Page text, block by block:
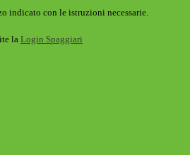
indicato con le istruzioni necessarie.
la Login Spaggiari